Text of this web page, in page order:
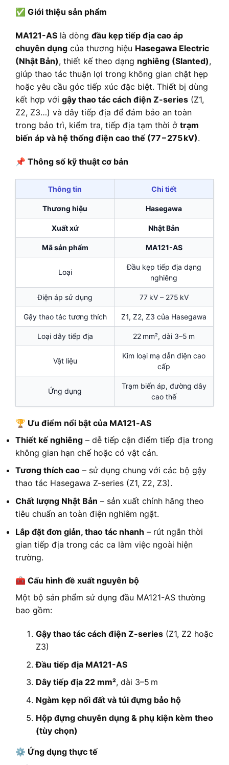
✅ Giới thiệu sản phẩm
MA121-AS là dòng đầu kẹp tiếp địa cao áp
chuyên dụng của thương hiệu Hasegawa Electric
(Nhật Bản), thiết kế theo dạng nghiêng (Slanted),
giúp thao tác thuận lợi trong không gian chật hẹp
hoặc yêu cầu góc tiếp xúc đặc biệt. Thiết bị dùng
kết hợp với gậy thao tác cách điện Z-series (Z1,
Z2, Z3…) và dây tiếp địa để đảm bảo an toàn
trong bảo trì, kiểm tra, tiếp địa tạm thời ở trạm
biến áp và hệ thống điện cao thế (77 – 275 kV).
📌 Thông số kỹ thuật cơ bản
Thông tin Chi tiết
Thương hiệu Hasegawa
Xuất xứ Nhật Bản
Mã sản phẩm MA121-AS
Loại
Đầu kẹp tiếp địa dạng
nghiêng
Điện áp sử dụng 77 kV – 275 kV
Gậy thao tác tương thích Z1, Z2, Z3 của Hasegawa
Loại dây tiếp địa 22 mm², dài 3–5 m
Vật liệu
Kim loại mạ dẫn điện cao
cấp
Ứng dụng
Trạm biến áp, đường dây
cao thế
🏆 Ưu điểm nổi bật của MA121-AS
Thiết kế nghiêng – dễ tiếp cận điểm tiếp địa trong
không gian hạn chế hoặc có vật cản.
Tương thích cao – sử dụng chung với các bộ gậy
thao tác Hasegawa Z-series (Z1, Z2, Z3).
Chất lượng Nhật Bản – sản xuất chính hãng theo
tiêu chuẩn an toàn điện nghiêm ngặt.
Lắp đặt đơn giản, thao tác nhanh – rút ngắn thời
gian tiếp địa trong các ca làm việc ngoài hiện
trường.
🧰 Cấu hình đề xuất nguyên bộ
Một bộ sản phẩm sử dụng đầu MA121-AS thường
bao gồm:
Gậy thao tác cách điện Z-series (Z1, Z2 hoặc
Z3)
Đầu tiếp địa MA121-AS
Dây tiếp địa 22 mm², dài 3–5 m
Ngàm kẹp nối đất và túi đựng bảo hộ
Hộp đựng chuyên dụng & phụ kiện kèm theo
(tùy chọn)
⚙️ Ứng dụng thực tế